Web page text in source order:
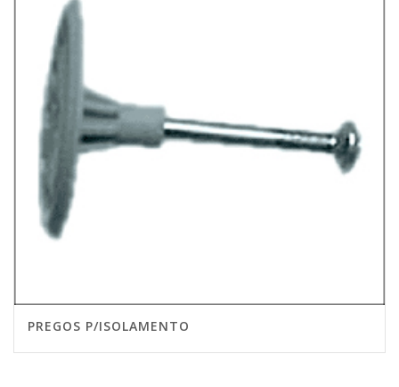
PREGOS P/ISOLAMENTO